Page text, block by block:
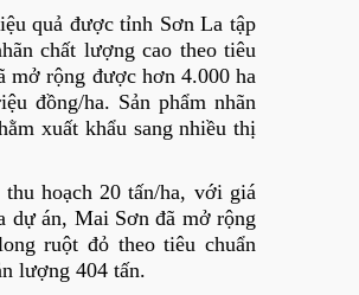
quả được tỉnh Sơn La tập
chất lượng cao theo tiêu
mở rộng được hơn 4.000 ha
đồng/ha. Sản phẩm nhãn
xuất khẩu sang nhiều thị
hoạch 20 tấn/ha, với giá
dự án, Mai Sơn đã mở rộng
ruột đỏ theo tiêu chuẩn
lượng 404 tấn.